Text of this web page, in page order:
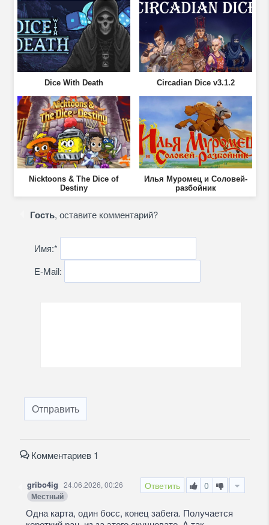
Dice With Death Circadian Dice v3.1.2
Nicktoons & The Dice of
Destiny
Илья Муромец и Соловей-
разбойник
Гость, оставите комментарий?
Имя:*
E-Mail:
Отправить
Комментариев 1
Ответить 0
gribo4ig 24.06.2026, 00:26
Местный
Одна карта, один босс, конец забега. Получается